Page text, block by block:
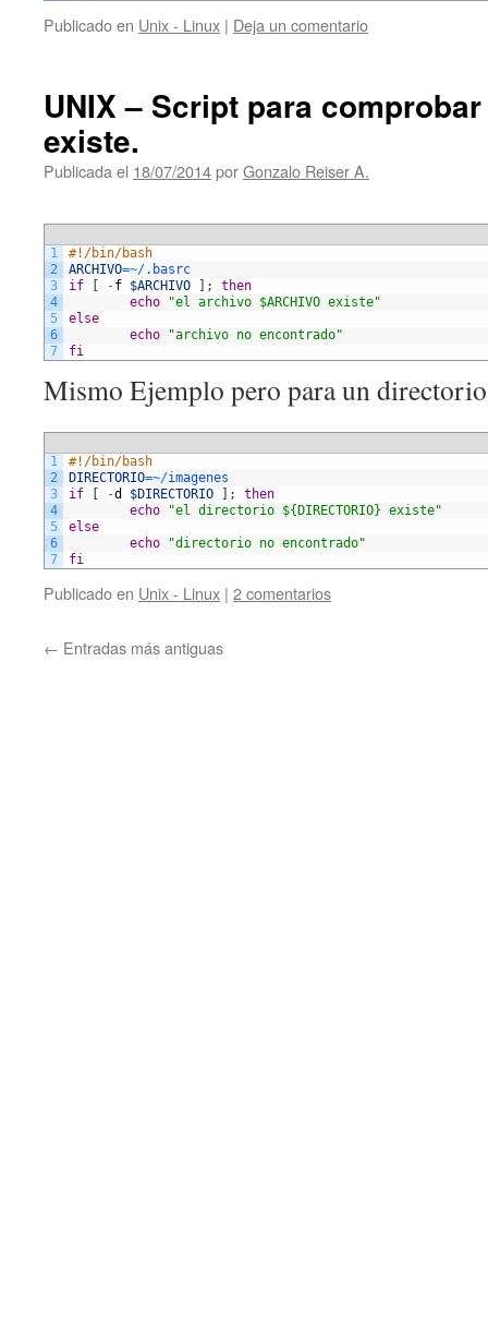
Publicado en Unix - Linux | Deja un comentario
UNIX – Script para
existe.
Publicada el 18/07/2014porGonzalo Reiser A.
1
2
3
4
5
6
7
#!/bin/bash
ARCHIVO=~/.basrc
if
-f $ARCHIVO ;
then
echo
"el archivo $ARCHIVO existe"
else
echo
"archivo no encontrado"
fi
Mismo Ejemplo pero para un
1
2
3
4
5
6
7
#!/bin/bash
DIRECTORIO=~/imagenes
if
-d $DIRECTORIO ;
then
echo
"el directorio ${DIRECTORIO} existe"
else
echo
"directorio no encontrado"
fi
Publicado en Unix - Linux | 2 comentarios
← Entradas más antiguas